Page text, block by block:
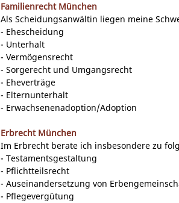
Familienrecht München
Als Scheidungsanwältin liegen meine
- Ehescheidung
- Unterhalt
- Vermögensrecht
- Sorgerecht und Umgangsrecht
- Eheverträge
- Elternunterhalt
- Erwachsenenadoption/Adoption
Erbrecht München
Im Erbrecht berate ich insbesondere zu
- Testamentsgestaltung
- Pflichtteilsrecht
- Auseinandersetzung von
- Pflegevergütung